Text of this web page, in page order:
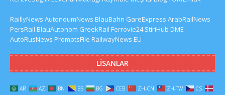
RaillyNews AutonoumNews BlauBahn GareExpress ArabRailNews
PersRail BlauAutonom GreekRail Ferrovie24 StiriHub DME
AutoRusNews PromptsFile RailwayNews EU
LISANLAR
AR AZ BN BS BG CEB ZH-CN ZH-TW
CS